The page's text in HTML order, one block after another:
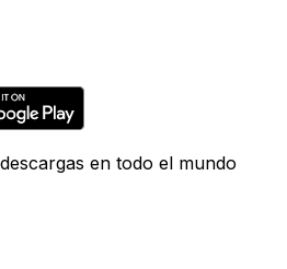
en todo el mundo